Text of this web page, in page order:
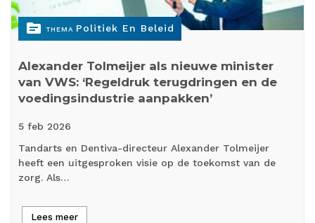
topic THEMA Politiek En Beleid
Alexander Tolmeijer als nieuwe minister
van VWS: ‘Regeldruk terugdringen en de
voedingsindustrie aanpakken’
5 feb 2026
Tandarts en Dentiva-directeur Alexander Tolmeijer
heeft een uitgesproken visie op de toekomst van de
zorg. Als…
Lees meer